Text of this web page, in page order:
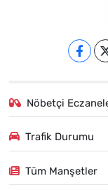
Nöbetçi
Trafik Durumu
Tüm Manşetler